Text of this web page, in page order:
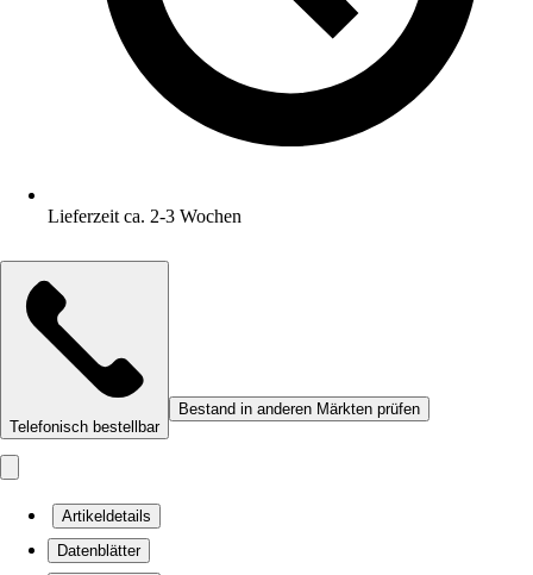
Lieferzeit ca. 2-3 Wochen
Telefonisch bestellbar
Bestand in anderen Märkten prüfen
Artikeldetails
Datenblätter